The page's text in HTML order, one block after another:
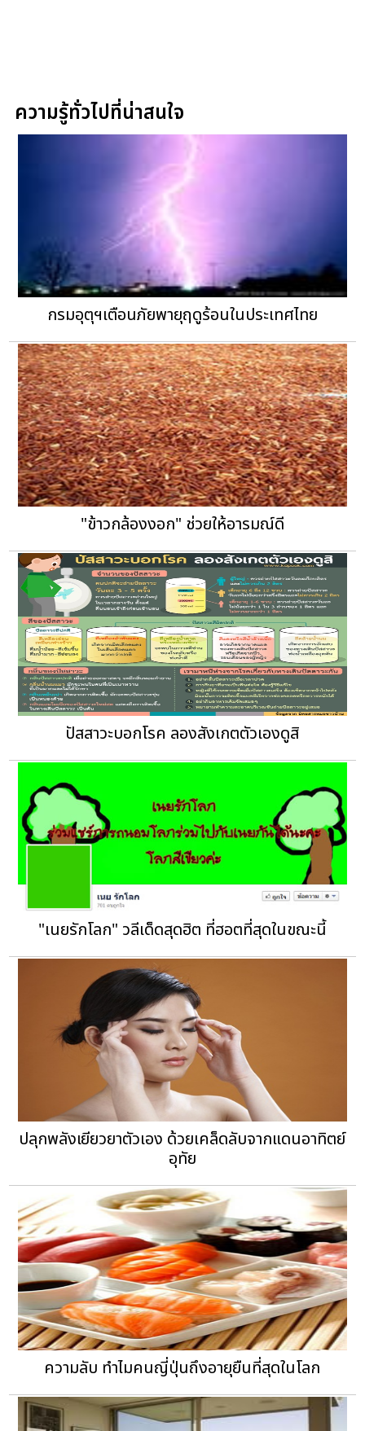
ความรู้ทั่วไปที่น่าสนใจ
กรมอุตุฯเตือนภัยพายุฤดูร้อนในประเทศไทย
"ข้าวกล้องงอก" ช่วยให้อารมณ์ดี
ปัสสาวะบอกโรค ลองสังเกตตัวเองดูสิ
"เนยรักโลก" วลีเด็ดสุดฮิต ที่ฮอตที่สุดในขณะนี้
ปลุกพลังเยียวยาตัวเอง ด้วยเคล็ดลับจากแดนอาทิตย์
อุทัย
ความลับ ทำไมคนญี่ปุ่นถึงอายุยืนที่สุดในโลก